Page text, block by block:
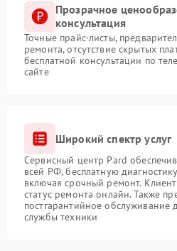
Прозрачное
консультация
Точные прайс-листы,
ремонта, отсутствие скрытых
бесплатной консультации по
сайте
Широкий спектр услуг
Сервисный центр Pard
всей РФ, бесплатную
включая срочный ремонт.
статус ремонта онлайн. Также
постгарантийное обслуживание
службы техники